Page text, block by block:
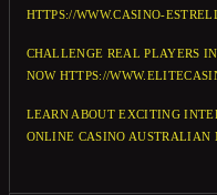
HTTPS://WWW.CASINO-
CHALLENGE REAL PLAYERS
NOW HTTPS://
LEARN ABOUT EXCITING
ONLINE CASINO AUSTRALIAN